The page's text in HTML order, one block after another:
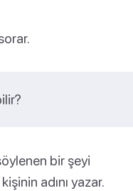
bir şeyi
adını yazar.